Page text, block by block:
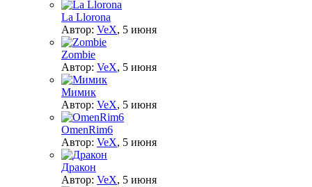
La Llorona
Автор: VeX, 5 июня
Zombie
Автор: VeX, 5 июня
Мимик
Автор: VeX, 5 июня
OmenRim6
Автор: VeX, 5 июня
Дракон
Автор: VeX, 5 июня